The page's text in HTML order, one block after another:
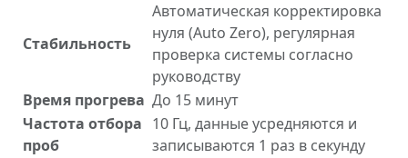
Стабильность
Автоматическая корректировка
нуля (Auto Zero), регулярная
проверка системы согласно
руководству
Время прогрева До 15 минут
Частота отбора
проб
10 Гц, данные усредняются и
записываются 1 раз в секунду